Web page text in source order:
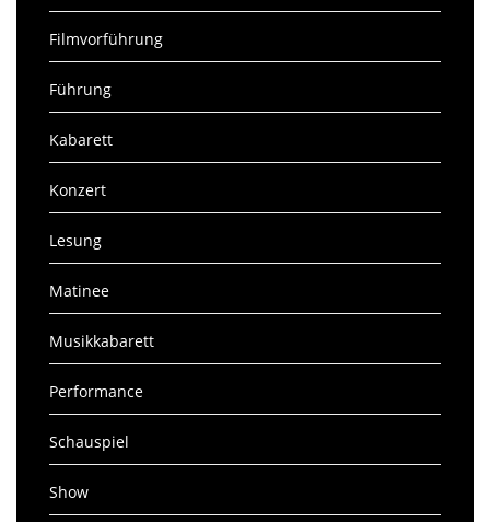
Filmvorführung
Führung
Kabarett
Konzert
Lesung
Matinee
Musikkabarett
Performance
Schauspiel
Show